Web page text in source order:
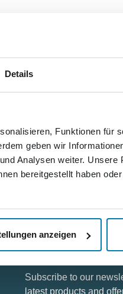
Details
Funktionen für
geben wir
Analysen weiter. Unsere
bereitgestellt haben
anzeigen
derzeit an einem
werden”, berichtete
Problem.
Floyd, der am 25.
Vorfalls sorgte weltweit für
Stay in contact
Subscribe to our
latest products and